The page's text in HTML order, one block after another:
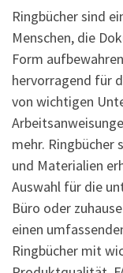
Ringbücher sind
Menschen, die
Form
hervorragend für
von wichtigen
mehr. Ringbücher
und Materialien
Auswahl für die
Büro oder
einen
Ringbücher mit